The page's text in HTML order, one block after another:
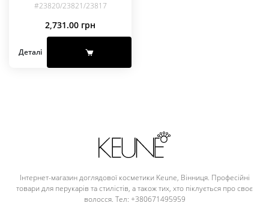
#23820/23821/23817
2,731.00 грн
Деталі
Інтернет-магазин доглядової косметики Keune, Вінниця. Професійні
товари для перукарів та стилістів, а також тих, хто піклується про своє
волосся. Тел: +380671495959